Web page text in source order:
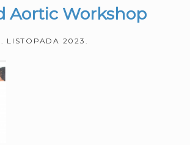
Aortic Workshop
LISTOPADA 2023.